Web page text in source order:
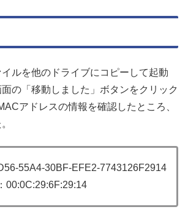
ルを他のドライブにコピーして起動
の「移動しました」ボタンをクリック
アドレスの情報を確認したところ、
55A4-30BF-EFE2-7743126F2914
00:0C:29:6F:29:14